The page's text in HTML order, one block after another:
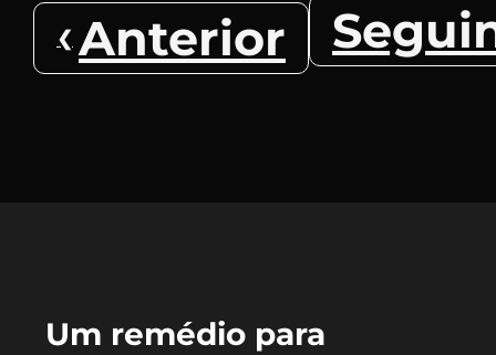
Anterior
Um remédio para